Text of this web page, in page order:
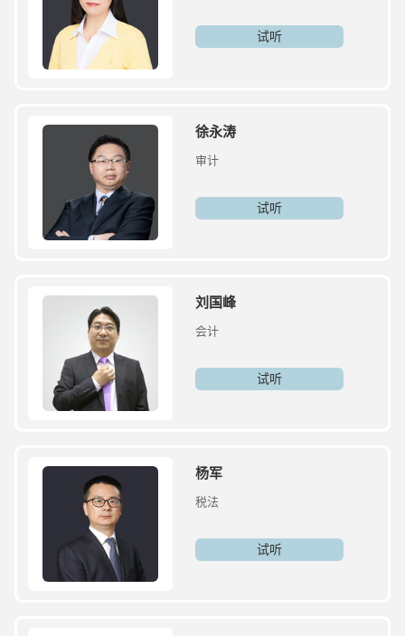
试听
徐永涛
审计
试听
刘国峰
会计
试听
杨军
税法
试听